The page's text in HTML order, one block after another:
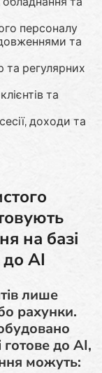
персоналу
та
та регулярних
та
доходи та
на базі
до AI
лише
рахунки.
до AI,
можуть: